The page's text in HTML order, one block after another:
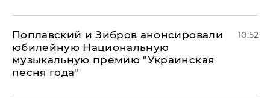
Поплавский и Зибров анонсировали
юбилейную Национальную
музыкальную премию "Украинская
песня года"
10:52